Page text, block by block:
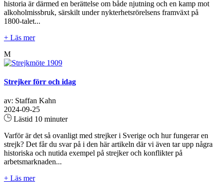
historia är därmed en berättelse om både njutning och en kamp mot
alkoholmissbruk, särskilt under nykterhetsrörelsens framväxt på
1800-talet...
+ Läs mer
M
Strejker förr och idag
av: Staffan Kahn
2024-09-25
Lästid 10 minuter
Varför är det så ovanligt med strejker i Sverige och hur fungerar en
strejk? Det får du svar på i den här artikeln där vi även tar upp några
historiska och nutida exempel på strejker och konflikter på
arbetsmarknaden...
+ Läs mer